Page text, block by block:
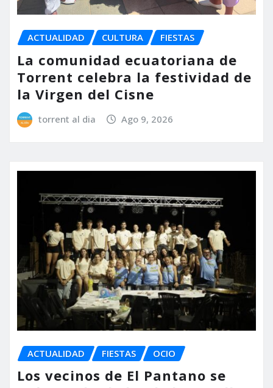
ACTUALIDAD CULTURA FIESTAS
La comunidad ecuatoriana de
Torrent celebra la festividad de
la Virgen del Cisne
torrent al dia Ago 9, 2026
ACTUALIDAD FIESTAS OCIO
Los vecinos de El Pantano se